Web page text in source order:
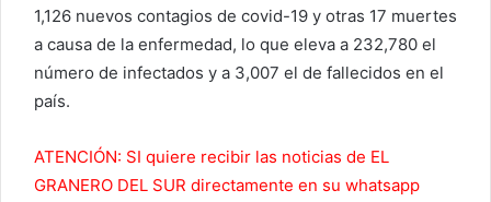
1,126 nuevos contagios de covid-19 y otras 17 muertes
a causa de la enfermedad, lo que eleva a 232,780 el
número de infectados y a 3,007 el de fallecidos en el
país.
ATENCIÓN: SI quiere recibir las noticias de EL
GRANERO DEL SUR directamente en su whatsapp